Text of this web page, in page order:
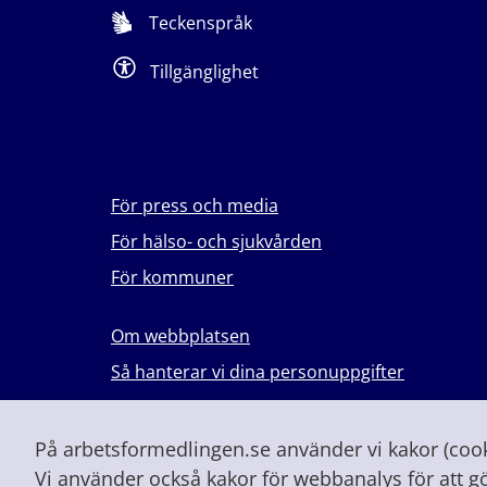
På arbetsformedlingen.se använder vi kakor
Vi använder också kakor för webbanalys för att
Teckenspråk
Tillgänglighet
För press och media
För hälso- och sjukvården
För kommuner
Om webbplatsen
Så hanterar vi dina personuppgifter
Lever du med våld i en nära relation?
Vid höjd beredskap och krig